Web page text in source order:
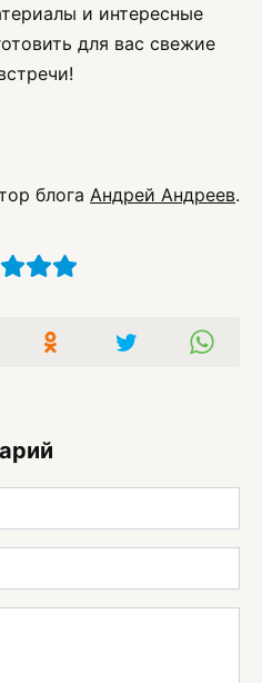
и интересные
для вас свежие
блога Андрей Андреев.